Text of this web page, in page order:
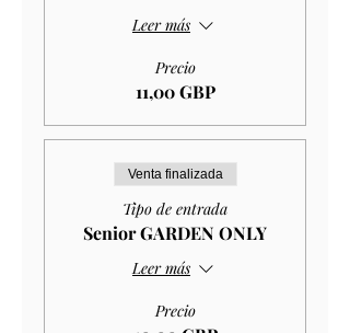
Leer más
Precio
11,00 GBP
Venta finalizada
Tipo de entrada
Senior GARDEN ONLY
Leer más
Precio